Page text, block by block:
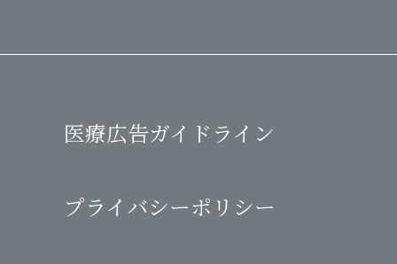
医療広告ガイドライン
プライバシーポリシー